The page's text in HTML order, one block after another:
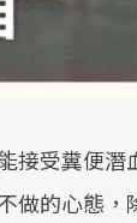
接受糞便
做的心態